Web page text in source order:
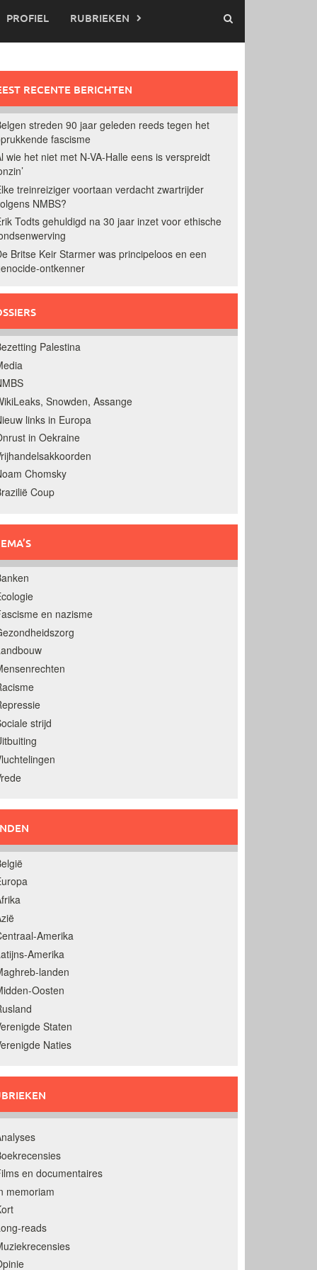
PROFIEL RUBRIEKEN
RECENTE BERICHTEN
streden 90 jaar geleden reeds tegen het
fascisme
wie het niet met N-VA-Halle eens is verspreidt
treinreiziger voortaan verdacht zwartrijder
NMBS?
Todts gehuldigd na 30 jaar inzet voor ethische
Britse Keir Starmer was principeloos en een
ontkenner
Palestina
Snowden, Assange
links in Europa
in Oekraine
Chomsky
Coup
en nazisme
strijd
Amerika
Amerika
landen
Oosten
Staten
Naties
en documentaires
memoriam
reads